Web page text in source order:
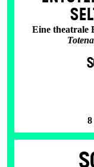
Eine theatrale
8